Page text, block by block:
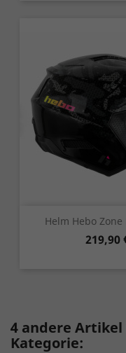
Helm Hebo Zone
Preis
219,90
4 andere
Kategorie: